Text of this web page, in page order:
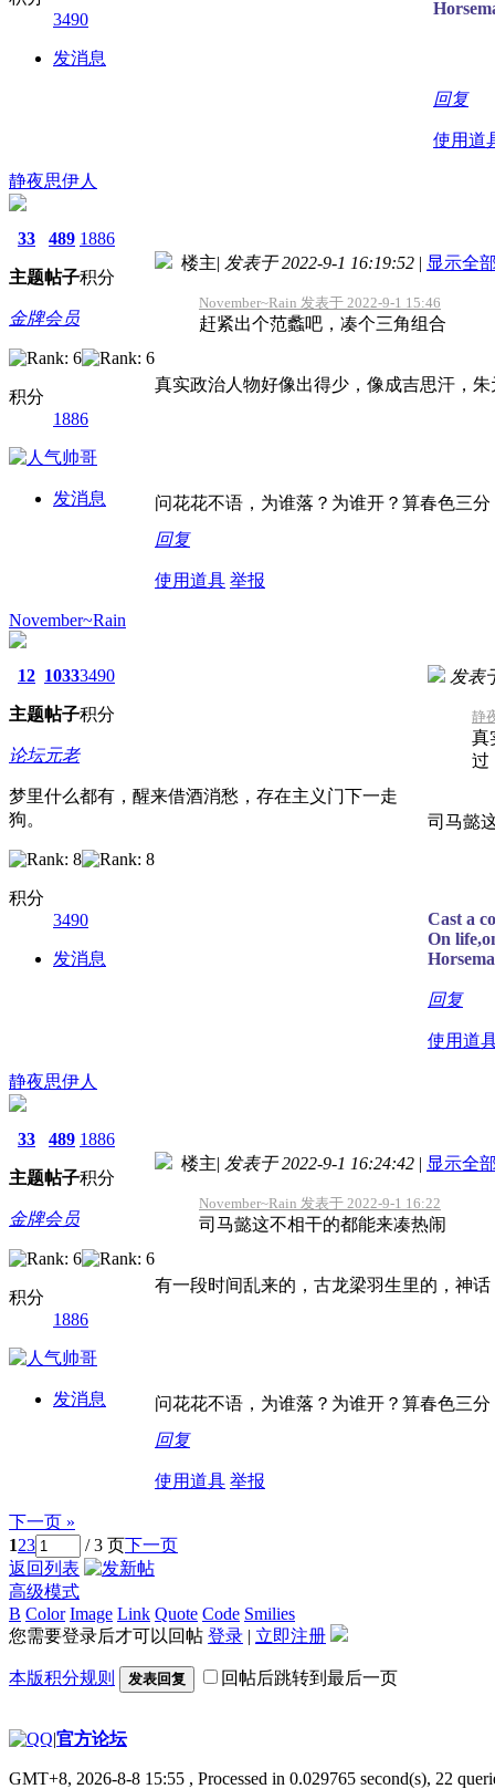
3490
发消息
回复
使用道
静夜思伊人
33
主题
489
帖子
1886
积分
金牌会员
积分
1886
发消息
楼主| 发表于 2022-9-1 16:19:52 | 显示全
November~Rain 发表于 2022-9-1 15:46
赶紧出个范蠡吧，凑个三角组合
真实政治人物好像出得少，像成吉思汗，
问花花不语，为谁落？为谁开？算春色三
回复
使用道具 举报
November~Rain
12
主题
1033
帖子
3490
积分
论坛元老
梦里什么都有，醒来借酒消愁，存在主义门下一走
狗。
积分
3490
发消息
发表
静
真
过
司马懿
Cast a
On
回复
使用道
静夜思伊人
33
主题
489
帖子
1886
积分
金牌会员
积分
1886
发消息
楼主| 发表于 2022-9-1 16:24:42 | 显示全
November~Rain 发表于 2022-9-1 16:22
司马懿这不相干的都能来凑热闹
有一段时间乱来的，古龙梁羽生里的，神
问花花不语，为谁落？为谁开？算春色三
回复
使用道具 举报
下一页 »
123 / 3 页下一页
返回列表
高级模式
B Color Image Link Quote Code Smilies
您需要登录后才可以回帖 登录 | 立即注册
本版积分规则 发表回复 回帖后跳转到最后一页
|官方论坛
GMT+8, 2026-8-8 15:55 , Processed in 0.029765 second(s), 22